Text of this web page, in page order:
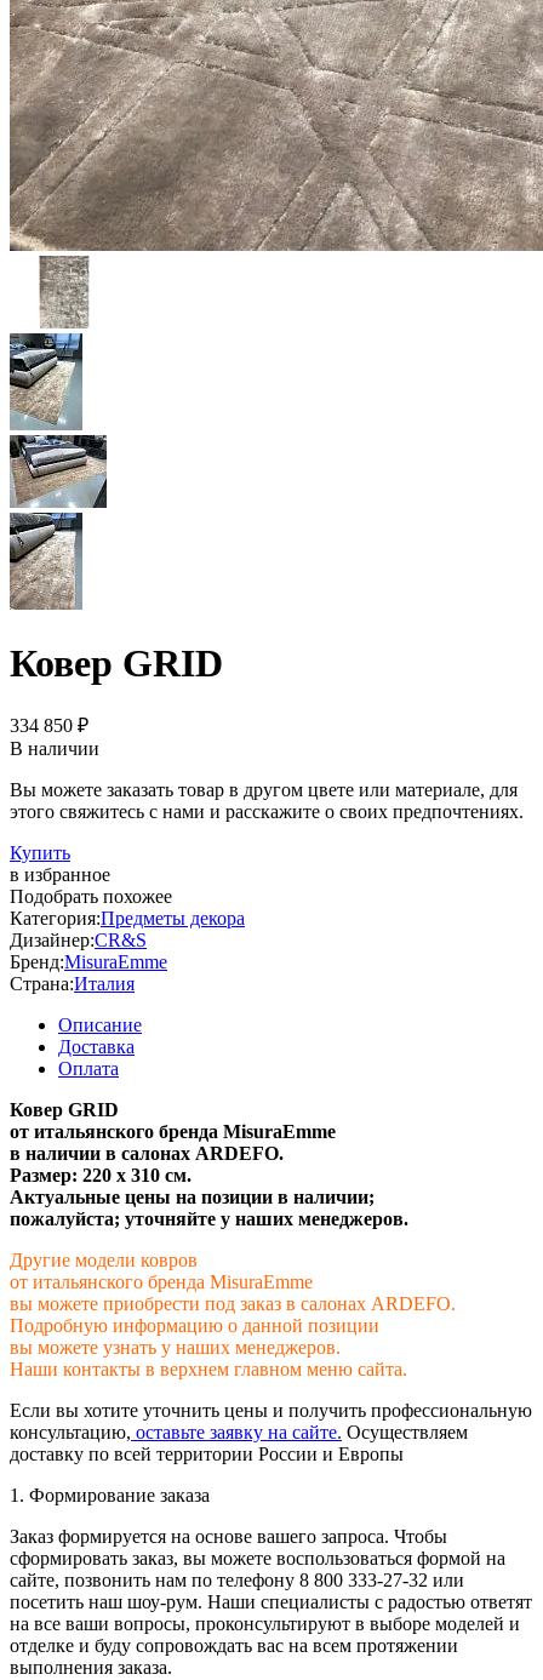
Ковер GRID
334 850 ₽
В наличии
Вы можете заказать товар в другом цвете или материале, для
этого свяжитесь с нами и расскажите о своих предпочтениях.
Купить
в избранное
Подобрать похожее
Категория:Предметы декора
Дизайнер:CR&S
Бренд:MisuraEmme
Страна:Италия
Описание
Доставка
Оплата
Ковер GRID
от итальянского бренда MisuraEmme
в наличии в салонах ARDEFO.
Размер: 220 х 310 см.
Актуальные цены на позиции в наличии;
пожалуйста; уточняйте у наших менеджеров.
Другие модели ковров
от итальянского бренда MisuraEmme
вы можете приобрести под заказ в салонах ARDEFO.
Подробную информацию о данной позиции
вы можете узнать у наших менеджеров.
Наши контакты в верхнем главном меню сайта.
Если вы хотите уточнить цены и получить профессиональную
консультацию, оставьте заявку на сайте. Осуществляем
доставку по всей территории России и Европы
1. Формирование заказа
Заказ формируется на основе вашего запроса. Чтобы
сформировать заказ, вы можете воспользоваться формой на
сайте, позвонить нам по телефону 8 800 333-27-32 или
посетить наш шоу-рум. Наши специалисты с радостью ответят
на все ваши вопросы, проконсультируют в выборе моделей и
отделке и буду сопровождать вас на всем протяжении
выполнения заказа.